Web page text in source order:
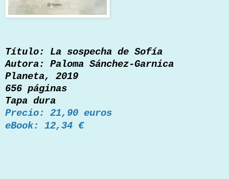
Título: La sospecha de Sofía
Autora: Paloma Sánchez-Garnica
Planeta, 2019
656 páginas
Tapa dura
Precio: 21,90 euros
eBook: 12,34 €